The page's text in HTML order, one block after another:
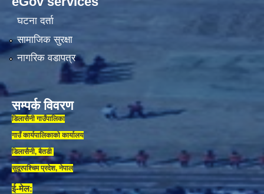
घटना दर्ता
सामाजिक सुरक्षा
नागरिक वडापत्र
सम्पर्क विवरण
डिलासैनी गाउँपालिका
गाउँ कार्यपालिकाकाे कार्यालय
डिलासैनी, बैतडी
सुदूरपश्चिम प्रदेश, नेपाल
ई-मेल: